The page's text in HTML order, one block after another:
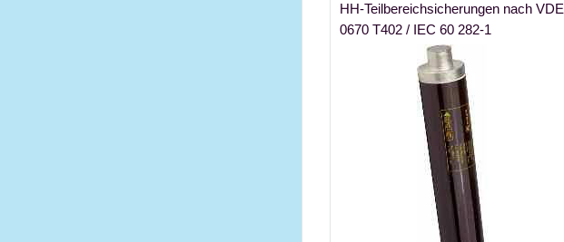
HH-Teilbereichsicherungen nach VDE
0670 T402 / IEC 60 282-1